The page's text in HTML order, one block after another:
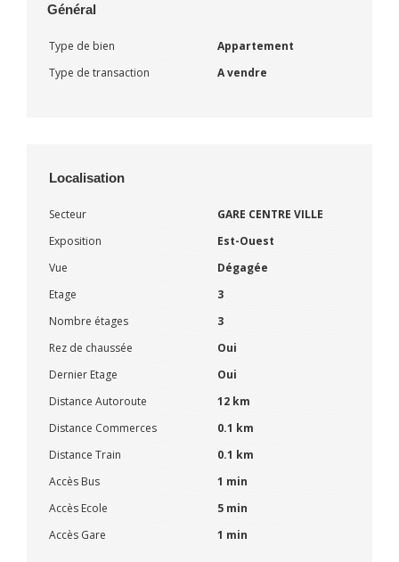
Général
Type de bien
Appartement
Type de transaction
A vendre
Localisation
Secteur
GARE CENTRE VILLE
Exposition
Est-Ouest
Vue
Dégagée
Etage
3
Nombre étages
3
Rez de chaussée
Oui
Dernier Etage
Oui
Distance Autoroute
12 km
Distance Commerces
0.1 km
Distance Train
0.1 km
Accès Bus
1 min
Accès Ecole
5 min
Accès Gare
1 min